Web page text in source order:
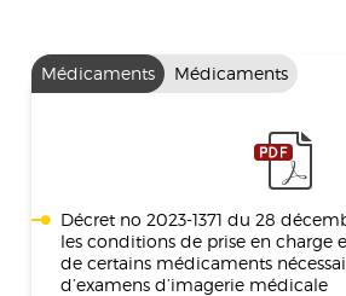
Médicaments Médicaments
Décret no 2023-1371 du 28
les conditions de prise en charge
de certains médicaments
d’examens d’imagerie médicale